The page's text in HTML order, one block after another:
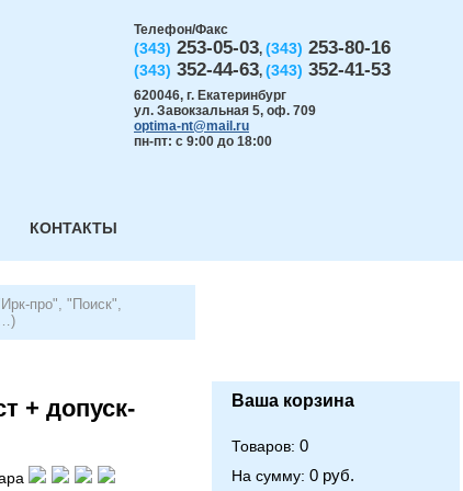
Телефон/Факс
(343) 253-05-03, (343) 253-80-16
(343) 352-44-63, (343) 352-41-53
620046, г. Екатеринбург
ул. Завокзальная 5, оф. 709
optima-nt@mail.ru
пн-пт: с 9:00 до 18:00
КОНТАКТЫ
про", "Поиск",
+ допуск-
Ваша корзина
Товаров: 0
На сумму: 0 руб.